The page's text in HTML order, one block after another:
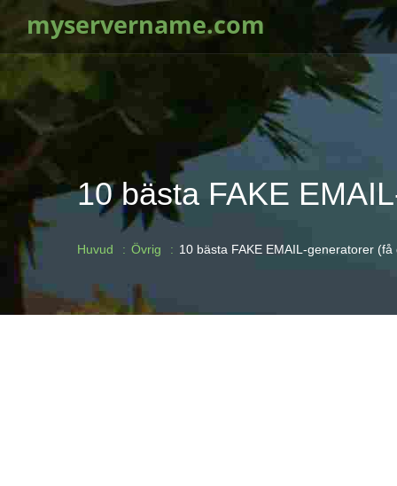
myservername.com
10 bästa FAKE
Huvud Övrig 10 bästa FAKE EMAIL-generatorer